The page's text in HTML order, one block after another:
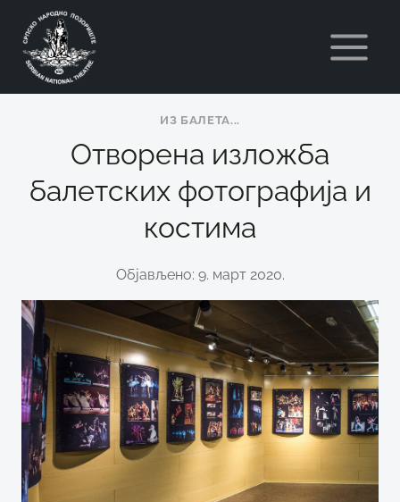
content
ИЗ БАЛЕТА...
Отворена изложба
балетских фотографија и
костима
Објављено: 9. март 2020.